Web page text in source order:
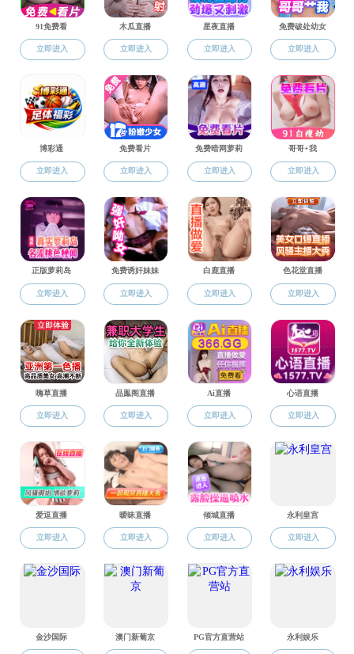
就业工作
色花堂
11月8日，为促进学院本科生升学和就业
余名本科生共同参加了活动。
活动中，新通教育负责海外留学和雅思
他结合数学专业的特点，就数学专业学生的可
学习的角度出发，向同学们分享了关于英语
练和口语对话等几个模块的重点、难点和痛